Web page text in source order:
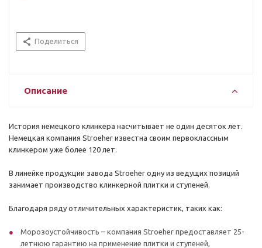
Поделиться
Описание
История немецкого клинкера насчитывает не один десяток лет.
Немецкая компания Stroeher известна своим первоклассным
клинкером уже более 120 лет.
В линейке продукции завода Stroeher одну из ведущих позиций
занимает производство клинкерной плитки и ступеней.
Благодаря ряду отличительных характеристик, таких как:
Морозоустойчивость – компания Stroeher предоставляет 25-
летнюю гарантию на применение плитки и ступеней,